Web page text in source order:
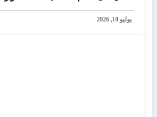
يوليو 10, 2026